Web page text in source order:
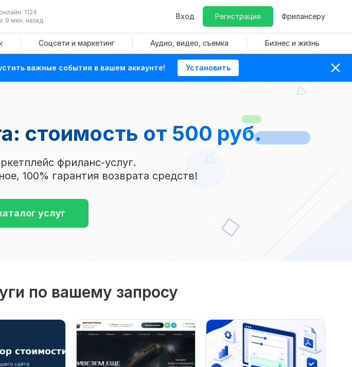
1124
9 мин. назад
Вход Регистрация Фрилансеру
Соцсети и маркетинг Аудио, видео, съемка Бизнес и жизнь
важные события в вашем аккаунте! Установить
стоимость от 500 руб.
фриланс-услуг.
100% гарантия возврата средств!
услуг
по вашему запросу